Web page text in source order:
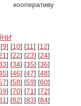
9] [10] [11] [12]
] [22] [23] [24]
] [34] [35] [36]
] [46] [47] [48]
] [58] [59] [60]
] [70] [71] [72]
] [82] [83] [84]